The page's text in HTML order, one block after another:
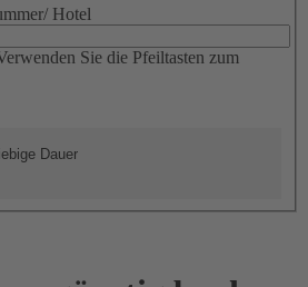
Hotel
Sie die Pfeiltasten zum
Dauer